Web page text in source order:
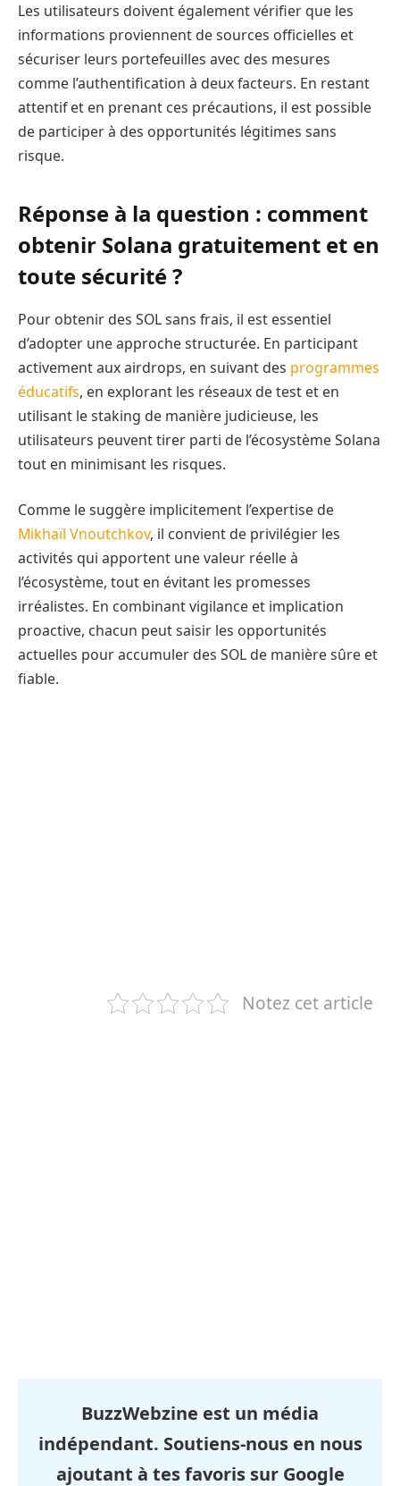
Les utilisateurs doivent également vérifier que les
informations proviennent de sources officielles et
sécuriser leurs portefeuilles avec des mesures
comme l’authentification à deux facteurs. En restant
attentif et en prenant ces précautions, il est possible
de participer à des opportunités légitimes sans
risque.
Réponse à la question : comment
obtenir Solana gratuitement et en
toute sécurité ?
Pour obtenir des SOL sans frais, il est essentiel
d’adopter une approche structurée. En participant
activement aux airdrops, en suivant des programmes
éducatifs, en explorant les réseaux de test et en
utilisant le staking de manière judicieuse, les
utilisateurs peuvent tirer parti de l’écosystème Solana
tout en minimisant les risques.
Comme le suggère implicitement l’expertise de
Mikhaïl Vnoutchkov, il convient de privilégier les
activités qui apportent une valeur réelle à
l’écosystème, tout en évitant les promesses
irréalistes. En combinant vigilance et implication
proactive, chacun peut saisir les opportunités
actuelles pour accumuler des SOL de manière sûre et
fiable.
Notez cet article
BuzzWebzine est un média
indépendant. Soutiens-nous en nous
ajoutant à tes favoris sur Google